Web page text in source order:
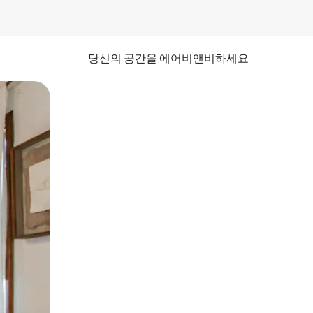
당신의 공간을 에어비앤비하세요